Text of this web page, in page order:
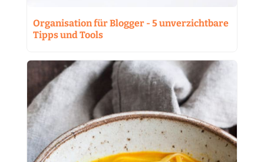
Organisation für Blogger - 5 unverzichtbare
Tipps und Tools